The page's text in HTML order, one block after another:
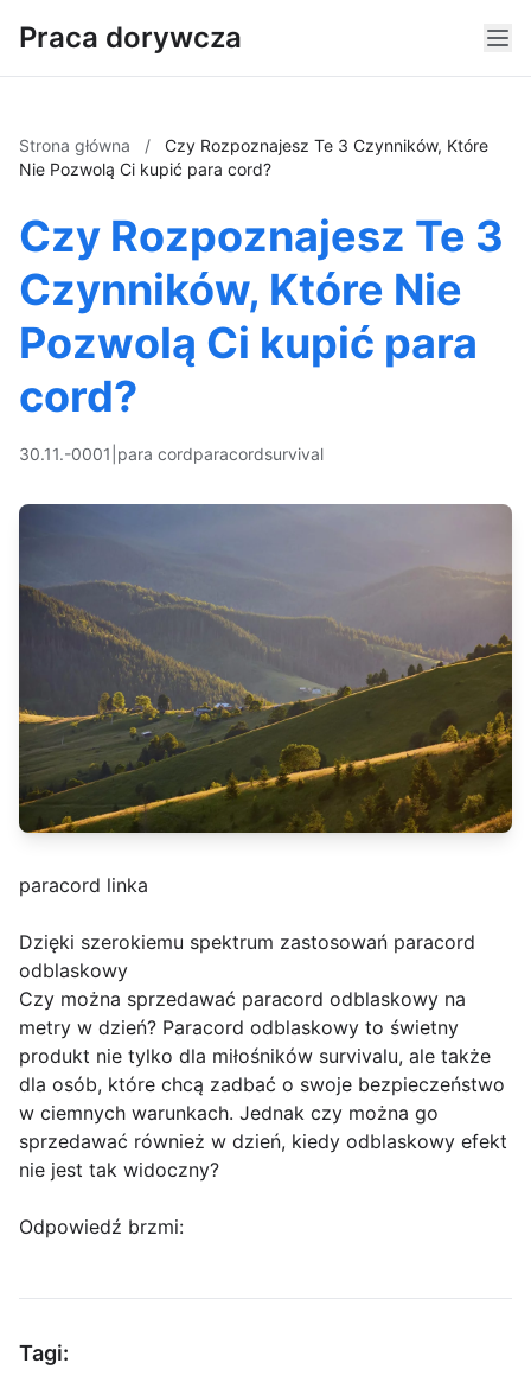
Praca dorywcza
Strona główna /
Czy Rozpoznajesz Te 3 Czynników, Które
Nie Pozwolą Ci kupić para cord?
Czy Rozpoznajesz Te 3
Czynników, Które Nie
Pozwolą Ci kupić para
cord?
30.11.-0001 para cordparacordsurvival
paracord linka
Dzięki szerokiemu spektrum zastosowań paracord
odblaskowy
Czy można sprzedawać paracord odblaskowy na
metry w dzień? Paracord odblaskowy to świetny
produkt nie tylko dla miłośników survivalu, ale także
dla osób, które chcą zadbać o swoje bezpieczeństwo
w ciemnych warunkach. Jednak czy można go
sprzedawać również w dzień, kiedy odblaskowy efekt
nie jest tak widoczny?
Odpowiedź brzmi:
Tagi: